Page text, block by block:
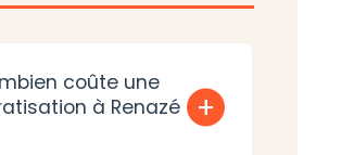
coûte une
à Renazé
+